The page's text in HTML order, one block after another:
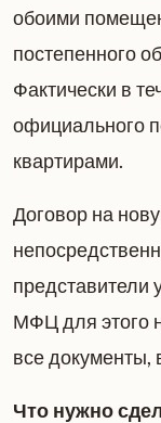
обоими
постепенного
Фактически в
официального
квартирами.
Договор на
представители
МФЦ для этого
все
Что нужно